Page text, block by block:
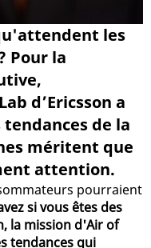
les
Pour la
d’Ericsson a
de la
méritent que
attention.
pourraient
si vous êtes des
la mission d'Air of
tendances qui